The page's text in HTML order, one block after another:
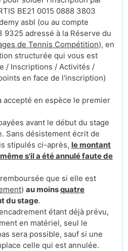
BE21 0015 0888 3803
asbl (ou au compte
9325 adressé à la Réserve du
de Tennis Compétition), en
structurée qui vous est
/ Inscriptions / Activités /
en face de l'inscription)
accepté en espèce le premier
avant le début du stage
Sans désistement écrit de
stipulés ci-après, le montant
s'il a été annulé faute de
que si elle est
) au moinsquatre
du stage.
étant déjà prévu,
en matériel, seul le
sera possible, sauf si une
celle qui est annulée.